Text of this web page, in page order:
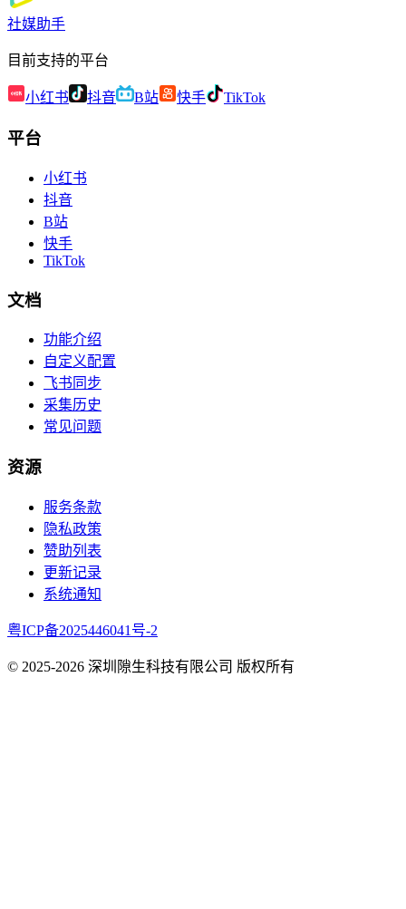
社媒助手
目前支持的平台
小红书 抖音 B站 快手 TikTok
平台
小红书
抖音
B站
快手
TikTok
文档
功能介绍
自定义配置
飞书同步
采集历史
常见问题
资源
服务条款
隐私政策
赞助列表
更新记录
系统通知
粤ICP备2025446041号-2
© 2025-2026 深圳隙生科技有限公司 版权所有